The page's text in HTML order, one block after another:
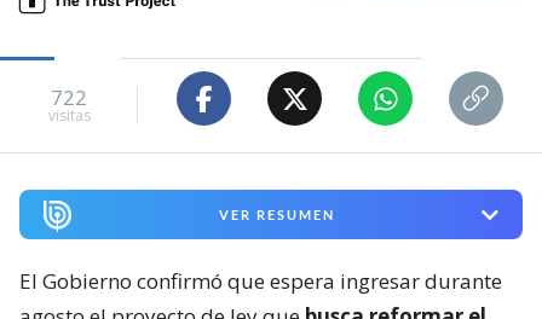
722
visitas
VER RESUMEN
El Gobierno confirmó que espera ingresar durante